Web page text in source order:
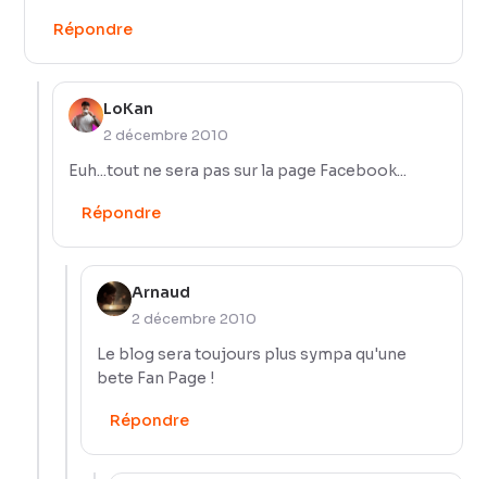
Répondre
LoKan
2 décembre 2010
Euh...tout ne sera pas sur la page Facebook...
Répondre
Arnaud
2 décembre 2010
Le blog sera toujours plus sympa qu'une
bete Fan Page !
Répondre